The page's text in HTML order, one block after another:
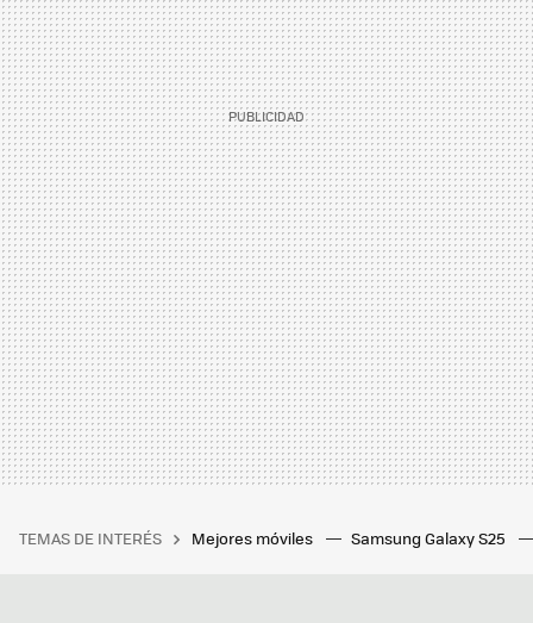
TEMAS DE INTERÉS Mejores móviles Samsung Galaxy S25